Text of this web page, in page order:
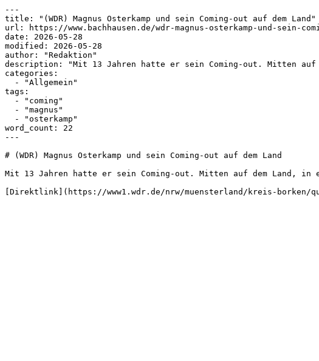
---
title: "(WDR) Magnus Osterkamp und sein Coming-out auf dem Land"
url: https://www.bachhausen.de/wdr-magnus-osterkamp-und-sein-
date: 2026-05-28
modified: 2026-05-28
author: "Redaktion"
description: "Mit 13 Jahren hatte er sein Coming-out. Mitten
categories:
tags:
word_count: 22
---
# (WDR) Magnus Osterkamp und sein Coming-out auf dem Land
Mit 13 Jahren hatte er sein Coming-out. Mitten auf dem Land, in
[Direktlink](https://www1.wdr.de/nrw/muensterland/kreis-borken/